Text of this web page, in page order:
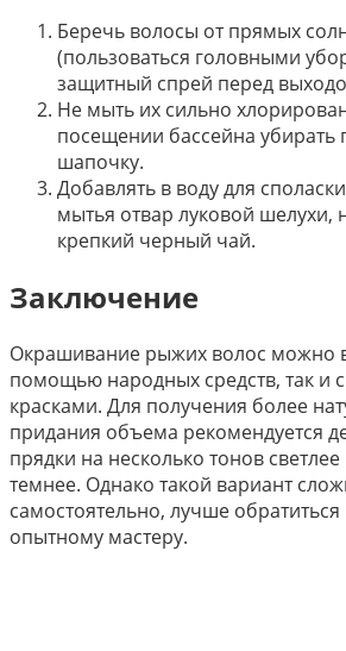
Беречь волосы от прямых
(пользоваться головными
защитный спрей перед
Не мыть их сильно
посещении бассейна убирать
шапочку.
Добавлять в воду для
мытья отвар луковой шелухи,
крепкий черный чай.
Заключение
Окрашивание рыжих волос можно
помощью народных средств, так и
красками. Для получения более
придания объема рекомендуется
прядки на несколько тонов
темнее. Однако такой вариант
самостоятельно, лучше обратиться
опытному мастеру.